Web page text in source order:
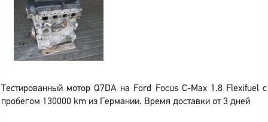
Тестированный мотор Q7DA на Ford Focus C-Max 1.8 Flexifuel с
пробегом 130000 km из Германии. Время доставки от 3 дней